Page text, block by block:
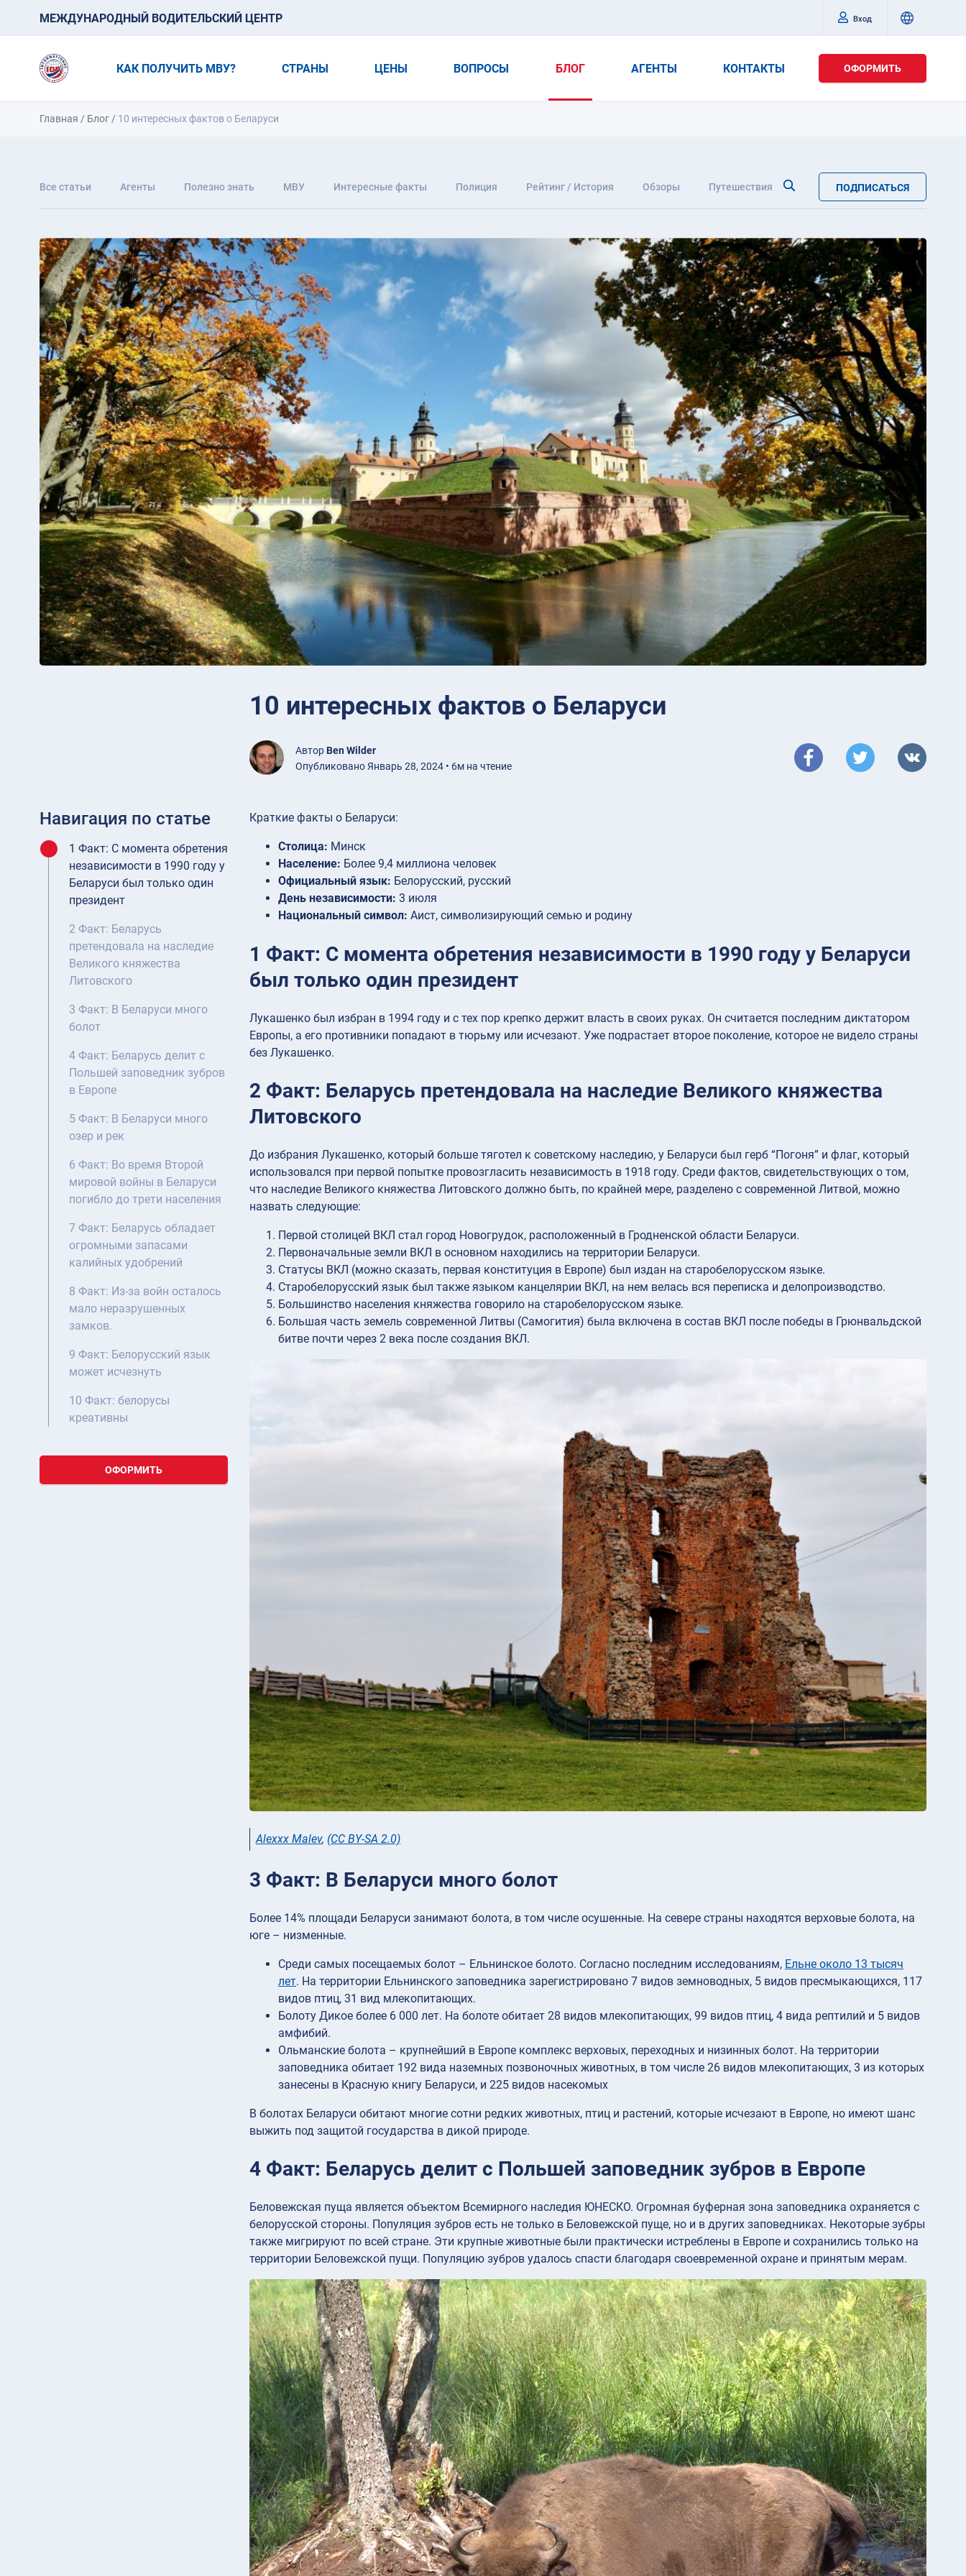
МЕЖДУНАРОДНЫЙ ВОДИТЕЛЬСКИЙ ЦЕНТР Вход
КАК ПОЛУЧИТЬ МВУ? СТРАНЫ ЦЕНЫ ВОПРОСЫ БЛОГ АГЕНТЫ КОНТАКТЫ ОФОРМИТЬ
Главная / Блог / 10 интересных фактов о Беларуси
Все статьи Агенты Полезно знать МВУ Интересные факты Полиция Рейтинг / История Обзоры Путешествия ПОДПИСАТЬСЯ
10 интересных фактов о Беларуси
Автор Ben Wilder
Опубликовано Январь 28, 2024 • 6м на чтение
Навигация по статье
1 Факт: С момента обретения
независимости в 1990 году у
Беларуси был только один
президент
2 Факт: Беларусь
претендовала на наследие
Великого княжества
Литовского
3 Факт: В Беларуси много
болот
4 Факт: Беларусь делит с
Польшей заповедник зубров
в Европе
5 Факт: В Беларуси много
озер и рек
6 Факт: Во время Второй
мировой войны в Беларуси
погибло до трети населения
7 Факт: Беларусь обладает
огромными запасами
калийных удобрений
8 Факт: Из-за войн осталось
мало неразрушенных
замков.
9 Факт: Белорусский язык
может исчезнуть
10 Факт: белорусы
креативны
ОФОРМИТЬ
Краткие факты о Беларуси:
Столица: Минск
Население: Более 9,4 миллиона человек
Официальный язык: Белорусский, русский
День независимости: 3 июля
Национальный символ: Аист, символизирующий семью и родину
1 Факт: С момента обретения независимости в 1990 году у Беларуси
был только один президент
Лукашенко был избран в 1994 году и с тех пор крепко держит власть в своих руках. Он считается последним диктатором
Европы, а его противники попадают в тюрьму или исчезают. Уже подрастает второе поколение, которое не видело страны
без Лукашенко.
2 Факт: Беларусь претендовала на наследие Великого княжества
Литовского
До избрания Лукашенко, который больше тяготел к советскому наследию, у Беларуси был герб “Погоня” и флаг, который
использовался при первой попытке провозгласить независимость в 1918 году. Среди фактов, свидетельствующих о том,
что наследие Великого княжества Литовского должно быть, по крайней мере, разделено с современной Литвой, можно
назвать следующие:
Первой столицей ВКЛ стал город Новогрудок, расположенный в Гродненской области Беларуси.
Первоначальные земли ВКЛ в основном находились на территории Беларуси.
Статусы ВКЛ (можно сказать, первая конституция в Европе) был издан на старобелорусском языке.
Старобелорусский язык был также языком канцелярии ВКЛ, на нем велась вся переписка и делопроизводство.
Большинство населения княжества говорило на старобелорусском языке.
Большая часть земель современной Литвы (Самогития) была включена в состав ВКЛ после победы в Грюнвальдской
битве почти через 2 века после создания ВКЛ.
Alexxx Malev, (CC BY-SA 2.0)
3 Факт: В Беларуси много болот
Более 14% площади Беларуси занимают болота, в том числе осушенные. На севере страны находятся верховые болота, на
юге – низменные.
Среди самых посещаемых болот – Ельнинское болото. Согласно последним исследованиям, Ельне около 13 тысяч
лет. На территории Ельнинского заповедника зарегистрировано 7 видов земноводных, 5 видов пресмыкающихся, 117
видов птиц, 31 вид млекопитающих.
Болоту Дикое более 6 000 лет. На болоте обитает 28 видов млекопитающих, 99 видов птиц, 4 вида рептилий и 5 видов
амфибий.
Ольманские болота – крупнейший в Европе комплекс верховых, переходных и низинных болот. На территории
заповедника обитает 192 вида наземных позвоночных животных, в том числе 26 видов млекопитающих, 3 из которых
занесены в Красную книгу Беларуси, и 225 видов насекомых
В болотах Беларуси обитают многие сотни редких животных, птиц и растений, которые исчезают в Европе, но имеют шанс
выжить под защитой государства в дикой природе.
4 Факт: Беларусь делит с Польшей заповедник зубров в Европе
Беловежская пуща является объектом Всемирного наследия ЮНЕСКО. Огромная буферная зона заповедника охраняется с
белорусской стороны. Популяция зубров есть не только в Беловежской пуще, но и в других заповедниках. Некоторые зубры
также мигрируют по всей стране. Эти крупные животные были практически истреблены в Европе и сохранились только на
территории Беловежской пущи. Популяцию зубров удалось спасти благодаря своевременной охране и принятым мерам.